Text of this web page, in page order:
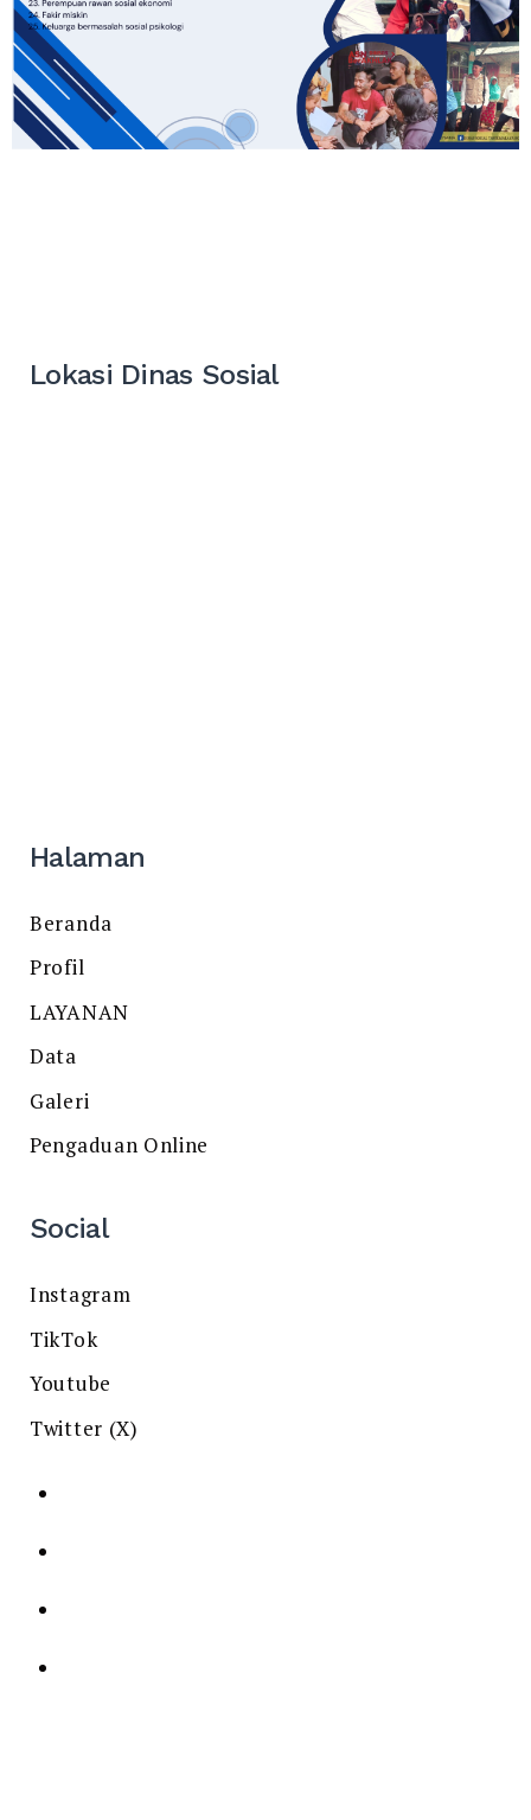
Lokasi Dinas Sosial
Halaman
Beranda
Profil
LAYANAN
Data
Galeri
Pengaduan Online
Social
Instagram
TikTok
Youtube
Twitter (X)